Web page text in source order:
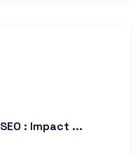
: Impact ...